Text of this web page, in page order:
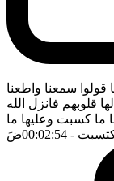
سمعنا واطعنا
قلوبهم فانزل الله
ما كسبت وعليها ما
- 00:02:54 ضَ